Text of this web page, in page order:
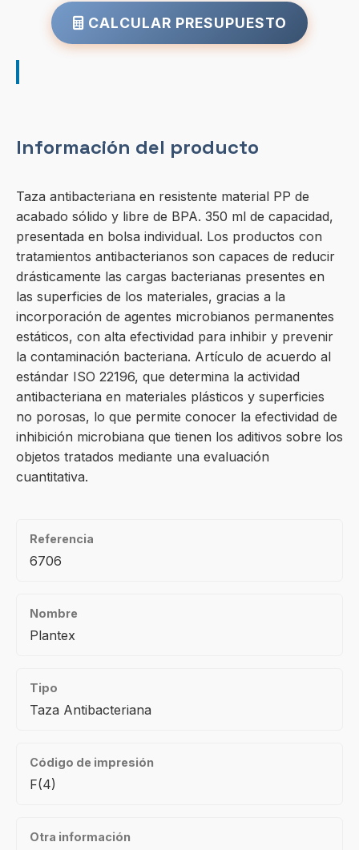
CALCULAR PRESUPUESTO
Información del producto
Taza antibacteriana en resistente material PP de
acabado sólido y libre de BPA. 350 ml de capacidad,
presentada en bolsa individual. Los productos con
tratamientos antibacterianos son capaces de reducir
drásticamente las cargas bacterianas presentes en
las superficies de los materiales, gracias a la
incorporación de agentes microbianos permanentes
estáticos, con alta efectividad para inhibir y prevenir
la contaminación bacteriana. Artículo de acuerdo al
estándar ISO 22196, que determina la actividad
antibacteriana en materiales plásticos y superficies
no porosas, lo que permite conocer la efectividad de
inhibición microbiana que tienen los aditivos sobre los
objetos tratados mediante una evaluación
cuantitativa.
Referencia
6706
Nombre
Plantex
Tipo
Taza Antibacteriana
Código de impresión
F(4)
Otra información